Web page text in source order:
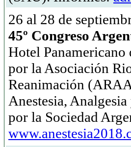
26 al 28 de
45º Congreso
Hotel Panamericano
por la Asociación
Reanimación
Anestesia,
por la Sociedad